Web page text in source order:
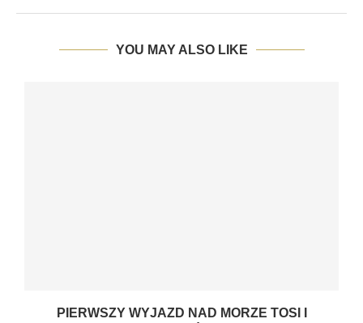
YOU MAY ALSO LIKE
PIERWSZY WYJAZD NAD MORZE TOSI I